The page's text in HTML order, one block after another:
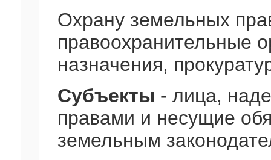
Охрану земельных
правоохранительные
назначения,
Субъекты - лица,
правами и несущие
земельным